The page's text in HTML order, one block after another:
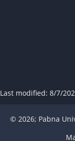
Last modified: 8/7/
© 2026; Pabna